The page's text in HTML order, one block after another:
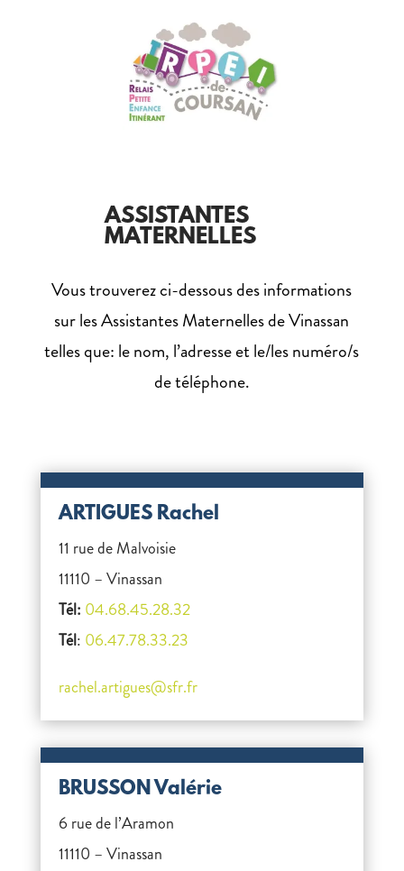
ASSISTANTES
MATERNELLES
Vous trouverez ci-dessous des informations
sur les Assistantes Maternelles de Vinassan
telles que: le nom, l’adresse et le/les numéro/s
de téléphone.
ARTIGUES Rachel
11 rue de Malvoisie
11110 – Vinassan
Tél: 04.68.45.28.32
Tél: 06.47.78.33.23
rachel.artigues@sfr.fr
BRUSSON Valérie
6 rue de l’Aramon
11110 – Vinassan